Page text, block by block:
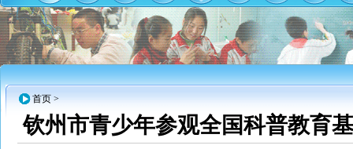
首页 >
钦州市青少年参观全国科普教育